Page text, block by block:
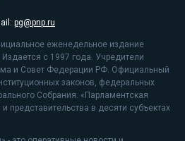
pg@pnp.ru
еженедельное издание
с 1997 года. Учредители
и Совет Федерации РФ. Официальный
законов, федеральных
Собрания. «Парламентская
представительства в десяти субъектах